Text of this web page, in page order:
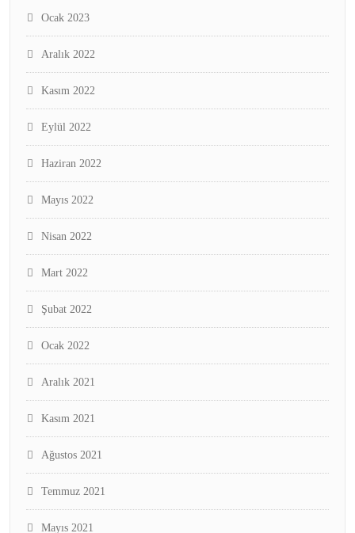
Ocak 2023
Aralık 2022
Kasım 2022
Eylül 2022
Haziran 2022
Mayıs 2022
Nisan 2022
Mart 2022
Şubat 2022
Ocak 2022
Aralık 2021
Kasım 2021
Ağustos 2021
Temmuz 2021
Mayıs 2021